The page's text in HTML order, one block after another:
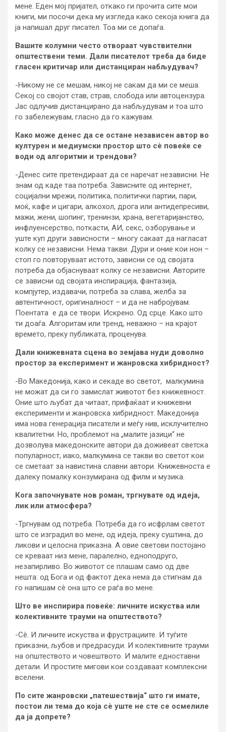
мене. Еден мој пријател, откако ги прочита сите мои
книги, ми посочи дека му изгледа како секоја книга да
ја напишал друг писател. Тоа ми се допаѓа.
Вашите колумни често отвораат чувствителни
општествени теми. Дали писателот треба да биде
гласен критичар или дистанциран набљудувач?
-Никому не се мешам, никој не сакам да ми се меша.
Секој со својот став, страв, слобода или автоцензура.
Јас одлучив дистанцирано да набљудувам и тоа што
го забележувам, гласно да го кажувам.
Како може денес да се остане независен автор во
културен и медиумски простор што сè повеќе се
води од алгоритми и трендови?
-Денес сите претендираат да се наречат независни. Не
знам од каде таа потреба. Зависните од интернет,
социјални мрежи, политика, политички партии, пари,
моќ, кафе и цигари, алкохол, дрога или антидепресиви,
мажи, жени, шопинг, тренинзи, храна, вегетаријанство,
инфлуенсерство, поткасти, АИ, секс, озборување и
уште куп други зависности – многу сакаат да нагласат
колку се независни. Нема такви. Дури и оние кои нон –
стоп го повторуваат истото, зависни се од својата
потреба да објаснуваат колку се независни. Авторите
се зависни од својата инспирација, фантазија,
компјутер, издавачи, потреба за слава, желба за
автентичност, оригиналност – и да не набројувам.
Поентата е да се твори. Искрено. Од срце. Како што
ти доаѓа. Алгоритам или тренд, неважно – на крајот
времето, преку публиката, проценува.
Дали книжевната сцена во земјава нуди доволно
простор за експеримент и жанровска хибридност?
-Во Македонија, како и секаде во светот, малкумина
не можат да си го замислат животот без книжевност.
Оние што љубат да читаат, прифаќаат и книжевни
експерименти и жанровска хибридност. Македонија
има нова генерација писатели и меѓу нив, исклучително
квалитетни. Но, проблемот на „малите јазици“ не
дозволува македонските автори да доживеат светска
популарност, иако, малкумина се такви во светот кои
се сметаат за навистина славни автори. Книжевноста е
далеку помалку конзумирана од филм и музика.
Кога започнувате нов роман, тргнувате од идеја,
лик или атмосфера?
-Тргнувам од потреба. Потреба да го исфрлам светот
што се изградил во мене, од идеја, преку суштина, до
ликови и целосна приказна. А овие светови постојано
се креваат низ мене, паралелно, едноподруго,
незапирливо. Во животот се плашам само од две
нешта: од Бога и од фактот дека нема да стигнам да
го напишам сè она што се раѓа во мене.
Што ве инспирира повеќе: личните искуства или
колективните трауми на општеството?
-Сè. И личните искуства и фрустрациите. И туѓите
приказни, љубов и предрасуди. И колективните трауми
на општеството и човештвото. И малите едноставни
детали. И простите мигови кои создаваат комплексни
вселени.
По сите жанровски „патешествија“ што ги имате,
постои ли тема до која сè уште не сте се осмелиле
да ја допрете?